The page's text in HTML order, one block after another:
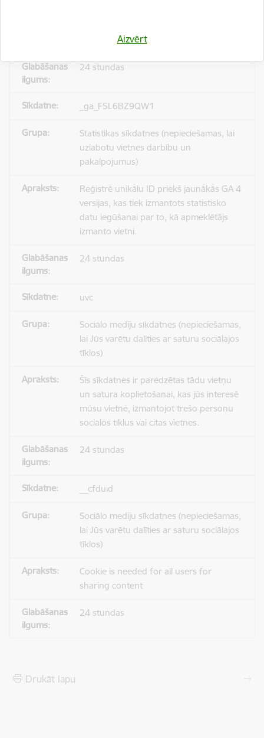
Aizvērt
apmeklētājs izmanto vietni.
24 stundas
_ga_F5L6BZ9QW1
Statistikas sīkdatnes (nepieciešamas, lai
uzlabotu vietnes darbību un
pakalpojumus)
Reģistrē unikālu ID priekš jaunākās GA 4
versijas, kas tiek izmantots statistisko
datu iegūšanai par to, kā apmeklētājs
izmanto vietni.
24 stundas
uvc
Sociālo mediju sīkdatnes (nepieciešamas,
lai Jūs varētu dalīties ar saturu sociālajos
tīklos)
Šīs sīkdatnes ir paredzētas tādu vietņu
un satura koplietošanai, kas jūs interesē
mūsu vietnē, izmantojot trešo personu
sociālos tīklus vai citas vietnes.
24 stundas
__cfduid
Sociālo mediju sīkdatnes (nepieciešamas,
lai Jūs varētu dalīties ar saturu sociālajos
tīklos)
Cookie is needed for all users for
sharing content
24 stundas
Drukāt lapu